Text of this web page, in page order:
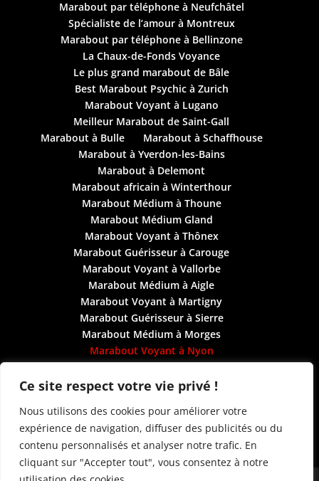
Ce site respect votre vie privé !
Nous utilisons des cookies pour améliorer votre
expérience de navigation, diffuser des publicités ou du
contenu personnalisés et analyser notre trafic. En
cliquant sur "Accepter tout", vous consentez à notre
Marabout par téléphone à Neufchâtel
Spécialiste de l’amour à Montreux
Marabout par téléphone à Bellinzone
La Chaux-de-Fonds Voyance
Le plus grand marabout de Bâle
Best Marabout Psychic à Zurich
Marabout Voyant à Lugano
Meilleur Marabout de Saint-Gall
Marabout à Bulle
Marabout à Schaffhouse
Marabout à Yverdon-les-Bains
Marabout à Delemont
Marabout africain à Winterthour
Marabout Médium à Thoune
Marabout Médium Gland
Marabout Voyant à Thônex
Marabout Guérisseur à Carouge
Marabout Voyant à Vallorbe
Marabout Médium à Aigle
Marabout Voyant à Martigny
Marabout Guérisseur à Sierre
Marabout Médium à Morges
Marabout Voyant à Nyon
Marabout Voyant à Vevey
Marabout Médium à Monthey
Marabout Médium à Lancy
Marabout Voyant à Vernier
Prendre un rendez-vous de voyance en Suisse